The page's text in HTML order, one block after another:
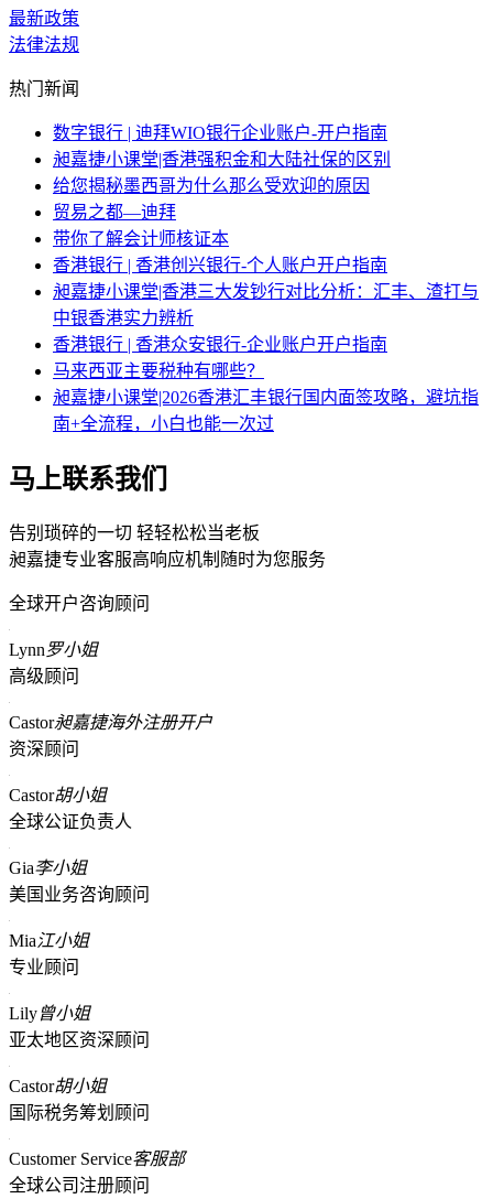
最新政策
法律法规
热门新闻
数字银行 | 迪拜WIO银行企业账户-开户指南
昶嘉捷小课堂|香港强积金和大陆社保的区别
给您揭秘墨西哥为什么那么受欢迎的原因
贸易之都—迪拜
带你了解会计师核证本
香港银行 | 香港创兴银行-个人账户开户指南
昶嘉捷小课堂|香港三大发钞行对比分析：汇丰、渣打与
中银香港实力辨析
香港银行 | 香港众安银行-企业账户开户指南
马来西亚主要税种有哪些？
昶嘉捷小课堂|2026香港汇丰银行国内面签攻略，避坑指
南+全流程，小白也能一次过
马上联系我们
告别琐碎的一切 轻轻松松当老板
昶嘉捷专业客服高响应机制随时为您服务
全球开户咨询顾问
Lynn罗小姐
高级顾问
Castor昶嘉捷海外注册开户
资深顾问
Castor胡小姐
全球公证负责人
Gia李小姐
美国业务咨询顾问
Mia江小姐
专业顾问
Lily曾小姐
亚太地区资深顾问
Castor胡小姐
国际税务筹划顾问
Customer Service客服部
全球公司注册顾问